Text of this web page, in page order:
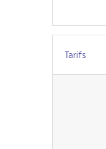
Tarifs